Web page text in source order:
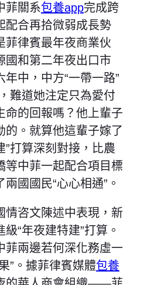
菲關系包養app完成跨
配合再拾微弱成長勢
菲律賓最年夜商業伙
國和第二年夜出口市
中，中方“一帶一路”
難道她注定只為愛付
命的回報嗎？他上輩子
的。就算他這輩子嫁了
”打算深刻對接，比農
中菲一起配合項目標
國國民“心心相通”。
咨文陳述中表現，新
“年夜建特建”打算。
菲兩邊若何深化務虛一
”。據菲律賓媒體包養